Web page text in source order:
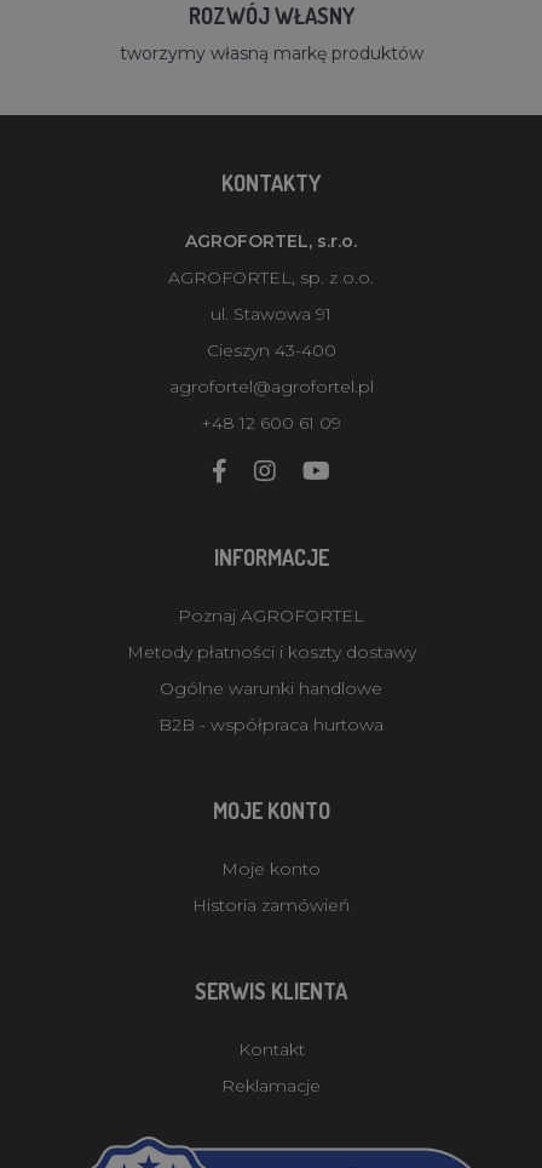
ROZWÓJ WŁASNY
tworzymy własną markę produktów
KONTAKTY
AGROFORTEL, s.r.o.
AGROFORTEL, sp. z o.o.
ul. Stawowa 91
Cieszyn 43-400
agrofortel@agrofortel.pl
+48 12 600 61 09
INFORMACJE
Poznaj AGROFORTEL
Metody płatności i koszty dostawy
Ogólne warunki handlowe
B2B - współpraca hurtowa
MOJE KONTO
Moje konto
Historia zamówień
SERWIS KLIENTA
Kontakt
Reklamacje